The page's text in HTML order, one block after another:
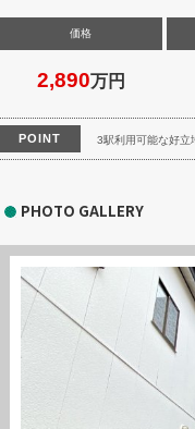
価格
2,890万円
POINT 3駅利用可能な好立
PHOTO GALLERY